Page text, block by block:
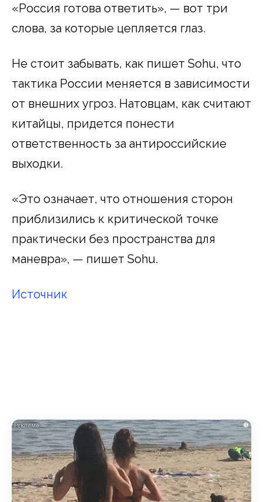
«Россия готова ответить», — вот три
слова, за которые цепляется глаз.
Не стоит забывать, как пишет Sohu, что
тактика России меняется в зависимости
от внешних угроз. Натовцам, как считают
китайцы, придется понести
ответственность за антироссийские
выходки.
«Это означает, что отношения сторон
приблизились к критической точке
практически без пространства для
маневра», — пишет Sohu.
Источник
i